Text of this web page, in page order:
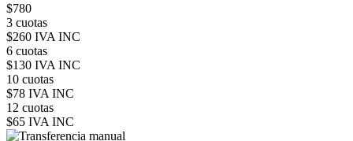
$780
3 cuotas
$260 IVA INC
6 cuotas
$130 IVA INC
10 cuotas
$78 IVA INC
12 cuotas
$65 IVA INC